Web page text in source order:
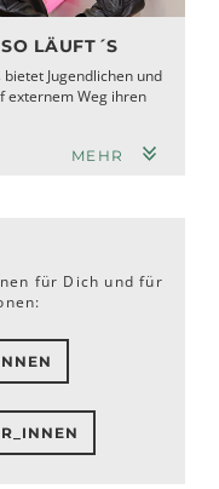
LÄUFT´S
Jugendlichen und
externem Weg ihren
MEHR
für Dich und für